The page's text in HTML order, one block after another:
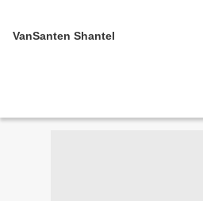
VanSanten Shantel